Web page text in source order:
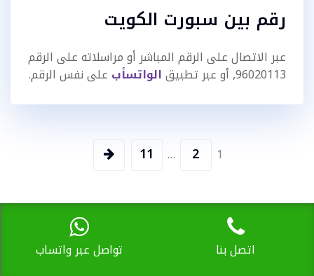
رقم بين سبورت الكويت
عبر الاتصال على الرقم المباشر أو مراسلاته على الرقم
96020113, أو عبر تطبيق
الواتسأب على نفس الرقم.
المقالات
1
2
…
11
أفضل المقالات
اتصل بنا تواصل عبر واتساب